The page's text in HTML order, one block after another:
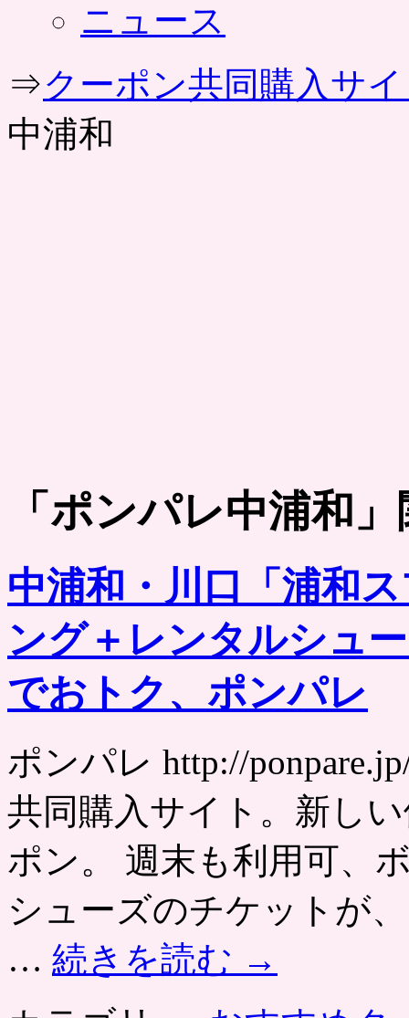
ニュース
⇒クーポン共同購入サ
中浦和
「 ポンパレ中浦和
中浦和・川口「浦和
ング＋レンタルシュ
でおトク、ポンパレ
ポンパレ http://
共同購入サイト。新し
ポン。 週末も利用可、
シューズのチケットが
… 続きを読む →